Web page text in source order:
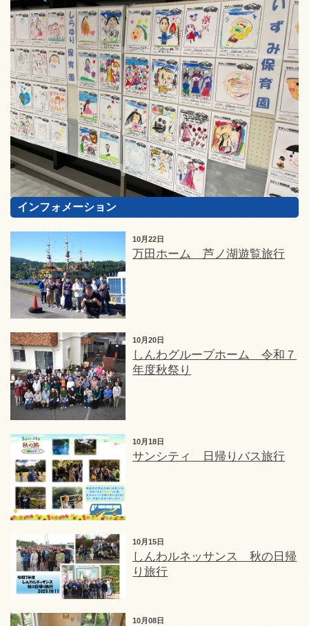
インフォメーション
10月22日
万田ホーム 芦ノ湖遊覧旅行
10月20日
しんわグループホーム 令和７
年度秋祭り
10月18日
サンシティ 日帰りバス旅行
10月15日
しんわルネッサンス 秋の日帰
り旅行
10月08日